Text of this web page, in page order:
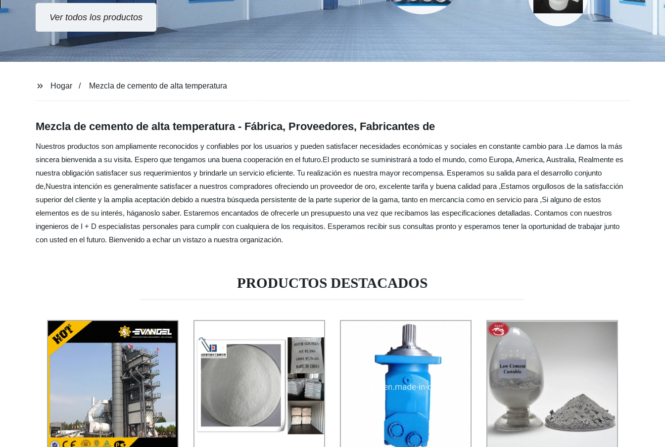
Ver todos los productos
Hogar Mezcla de cemento de alta temperatura
Mezcla de cemento de alta temperatura - Fábrica, Proveedores, Fabricantes de
Nuestros productos son ampliamente reconocidos y confiables por los usuarios y pueden satisfacer necesidades económicas y sociales en constante cambio para .Le damos la más
sincera bienvenida a su visita. Espero que tengamos una buena cooperación en el futuro.El producto se suministrará a todo el mundo, como Europa, America, Australia, Realmente es
nuestra obligación satisfacer sus requerimientos y brindarle un servicio eficiente. Tu realización es nuestra mayor recompensa. Esperamos su salida para el desarrollo conjunto
de,Nuestra intención es generalmente satisfacer a nuestros compradores ofreciendo un proveedor de oro, excelente tarifa y buena calidad para ,Estamos orgullosos de la satisfacción
superior del cliente y la amplia aceptación debido a nuestra búsqueda persistente de la parte superior de la gama, tanto en mercancía como en servicio para ,Si alguno de estos
elementos es de su interés, háganoslo saber. Estaremos encantados de ofrecerle un presupuesto una vez que recibamos las especificaciones detalladas. Contamos con nuestros
ingenieros de I + D especialistas personales para cumplir con cualquiera de los requisitos. Esperamos recibir sus consultas pronto y esperamos tener la oportunidad de trabajar junto
con usted en el futuro. Bienvenido a echar un vistazo a nuestra organización.
PRODUCTOS DESTACADOS